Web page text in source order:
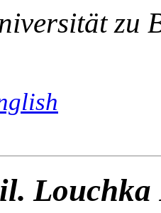
zu
Louchka